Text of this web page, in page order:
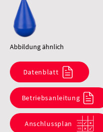
Abbildung ähnlich
Datenblatt
Betriebsanleitung
Anschlussplan